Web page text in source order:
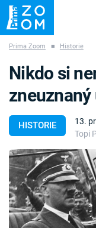
ZÁHADY
Témata
Témata
Pořady
Prima Zoom ■ Historie
HISTORIE
13.
Topi
Nikdo si